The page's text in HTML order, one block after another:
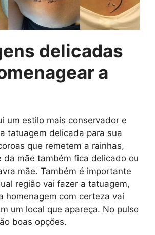
delicadas
a
um estilo mais conservador e
tatuagem delicada para sua
que remetem a rainhas,
da mãe também fica delicado ou
mãe. Também é importante
região vai fazer a tatuagem,
homenagem com certeza vai
um local que apareça. No pulso
boas opções.